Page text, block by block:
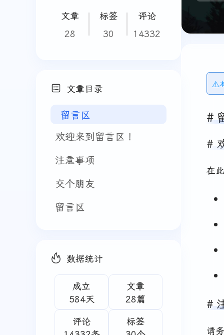
文章
28
标签
30
评论
14332
文章目录
留言区
欢迎来到留言区！
注意事项
交个朋友
留言区
数据统计
成立
584天
文章
28篇
评论
标签
⚠️
在
请